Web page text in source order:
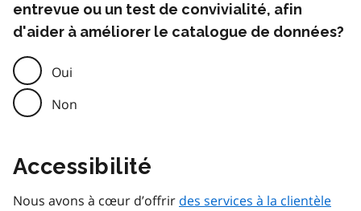
entrevue ou un test de convivialité, afin
d'aider à améliorer le catalogue de données?
Oui
Non
Accessibilité
Nous avons à cœur d’offrir des services à la clientèle